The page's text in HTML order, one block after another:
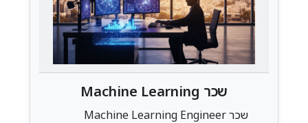
שכר Machine Learning
Engineer בישראל — מדריך 2026
שכר Machine Learning Engineer